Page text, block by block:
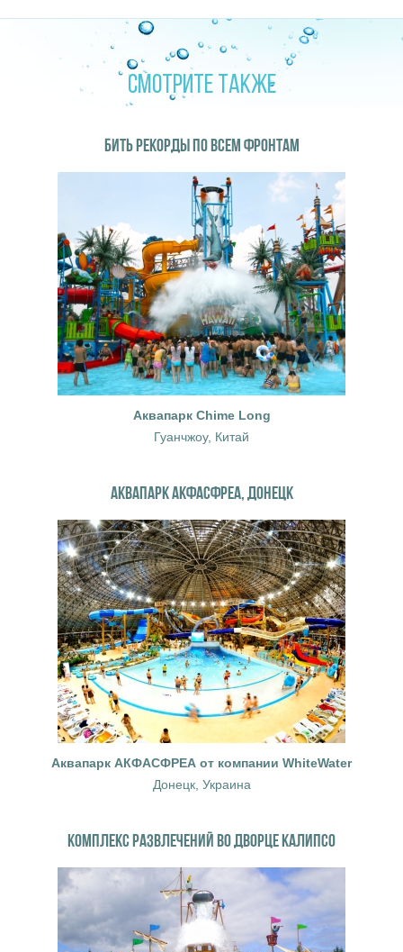
СМОТРИТЕ ТАКЖЕ
БИТЬ РЕКОРДЫ ПО ВСЕМ ФРОНТАМ
Аквапарк Chime Long
Гуанчжоу, Китай
АКВАПАРК АКФАСФРЕА, ДОНЕЦК
Аквапарк АКФАСФРЕА от компании WhiteWater
Донецк, Украина
КОМПЛЕКС РАЗВЛЕЧЕНИЙ ВО ДВОРЦЕ КАЛИПСО